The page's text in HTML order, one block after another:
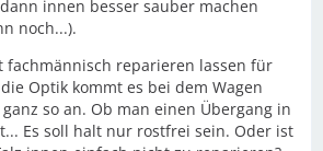
innen besser sauber machen
noch...).
fachmännisch reparieren lassen für
Optik kommt es bei dem Wagen
so an. Ob man einen Übergang in
Es soll halt nur rostfrei sein. Oder ist